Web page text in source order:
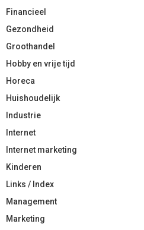
Financieel
Gezondheid
Groothandel
Hobby en vrije tijd
Horeca
Huishoudelijk
Industrie
Internet
Internet marketing
Kinderen
Links / Index
Management
Marketing